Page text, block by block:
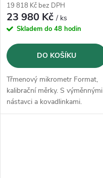
19 818 Kč bez DPH
23 980 Kč/ ks
Skladem do 48 hodin
DO KOŠÍKU
Třmenový mikrometr Format,
kalibrační měrky. S výměnnými
nástavci a kovadlinkami.